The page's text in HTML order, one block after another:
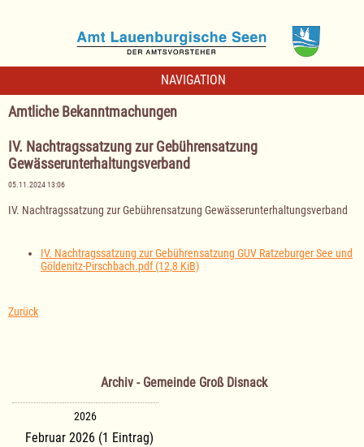
NAVIGATION
Amtliche Bekanntmachungen
IV. Nachtragssatzung zur Gebührensatzung
Gewässerunterhaltungsverband
05.11.2024 13:06
IV. Nachtragssatzung zur Gebührensatzung Gewässerunterhaltungsverband
IV. Nachtragssatzung zur Gebührensatzung GUV Ratzeburger See und
Göldenitz-Pirschbach.pdf(12,8 KiB)
Zurück
Archiv - Gemeinde Groß Disnack
2026
Februar 2026 (1 Eintrag)